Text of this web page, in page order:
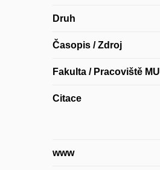
Druh
Časopis / Zdroj
Fakulta / Pracoviště MU
Citace
www